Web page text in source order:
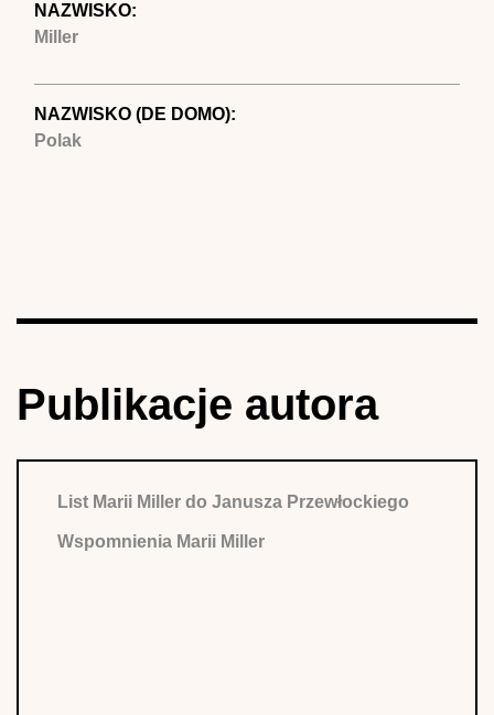
NAZWISKO:
Miller
NAZWISKO (DE DOMO):
Polak
Publikacje autora
List Marii Miller do Janusza Przewłockiego
Wspomnienia Marii Miller